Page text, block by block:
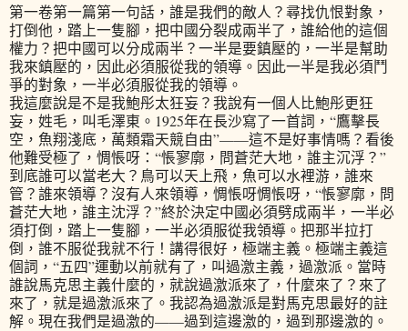
第一卷第一篇第一句話，誰是我們的敵人？尋找仇恨對象，
打倒他，踏上一隻腳，把中國分裂成兩半了，誰給他的這個
權力？把中國可以分成兩半？一半是要鎮壓的，一半是幫助
我來鎮壓的，因此必須服從我的領導。因此一半是我必須鬥
爭的對象，一半必須服從我的領導。
我這麼說是不是我鮑彤太狂妄？我說有一個人比鮑彤更狂
妄，姓毛，叫毛澤東。1925年在長沙寫了一首詞，“鷹擊長
空，魚翔淺底，萬類霜天競自由”——這不是好事情嗎？看後
他難受極了，惆悵呀：“悵寥廓，問蒼茫大地，誰主沉浮？”
到底誰可以當老大？鳥可以天上飛，魚可以水裡游，誰來
管？誰來領導？沒有人來領導，惆悵呀惆悵呀，“悵寥廓，問
蒼茫大地，誰主沈浮？”終於決定中國必須劈成兩半，一半必
須打倒，踏上一隻腳，一半必須服從我領導。把那半拉打
倒，誰不服從我就不行！講得很好，極端主義。極端主義這
個詞，“五四”運動以前就有了，叫過激主義，過激派。當時
誰說馬克思主義什麼的，就說過激派來了，什麼來了？來了
來了，就是過激派來了。我認為過激派是對馬克思最好的註
解。現在我們是過激的——過到這邊激的，過到那邊激的。